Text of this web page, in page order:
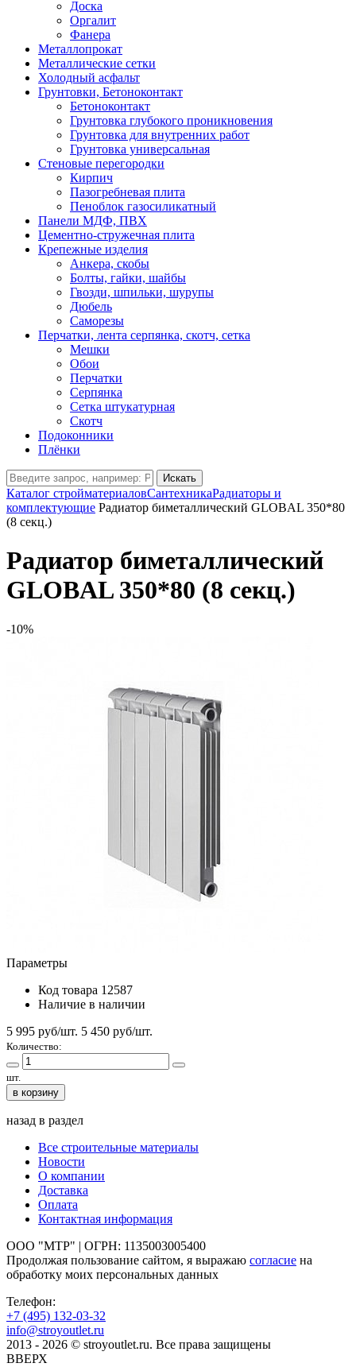
Доска
Оргалит
Фанера
Металлопрокат
Металлические сетки
Холодный асфальт
Грунтовки, Бетоноконтакт
Бетоноконтакт
Грунтовка глубокого проникновения
Грунтовка для внутренних работ
Грунтовка универсальная
Стеновые перегородки
Кирпич
Пазогребневая плита
Пеноблок газосиликатный
Панели МДФ, ПВХ
Цементно-стружечная плита
Крепежные изделия
Анкера, скобы
Болты, гайки, шайбы
Гвозди, шпильки, шурупы
Дюбель
Саморезы
Перчатки, лента серпянка, скотч, сетка
Мешки
Обои
Перчатки
Серпянка
Сетка штукатурная
Скотч
Подоконники
Плёнки
Искать
Каталог стройматериаловСантехникаРадиаторы и
комплектующие Радиатор биметаллический GLOBAL 350*80
(8 секц.)
Радиатор биметаллический
GLOBAL 350*80 (8 секц.)
-10%
Параметры
Код товара 12587
Наличие в наличии
5 995 руб/шт. 5 450 руб/шт.
Количество:
шт.
в корзину
назад в раздел
Все строительные материалы
Новости
О компании
Доставка
Оплата
Контактная информация
ООО "МТР" | ОГРН: 1135003005400
Продолжая пользование сайтом, я выражаю согласие на
обработку моих персональных данных
Телефон:
+7 (495) 132-03-32
info@stroyoutlet.ru
2013 - 2026 © stroyoutlet.ru. Все права защищены
ВВЕРХ